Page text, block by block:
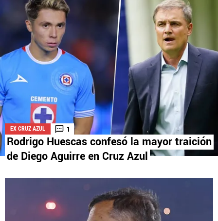
La aceptación de una de las ofertas presentadas en esta página
puede dar lugar a un pago a
Vamos Azul
. Este pago puede influir en
cómo y dónde aparecen los operadores de juego en la página y en el
orden en que aparecen, pero no influye en nuestras evaluaciones.
EX CRUZ AZUL 1
Rodrigo Huescas confesó la mayor traición
de Diego Aguirre en Cruz Azul